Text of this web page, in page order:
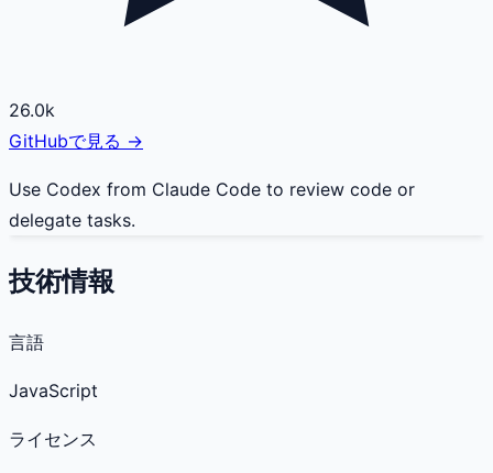
26.0k
GitHubで見る →
Use Codex from Claude Code to review code or
delegate tasks.
技術情報
言語
JavaScript
ライセンス